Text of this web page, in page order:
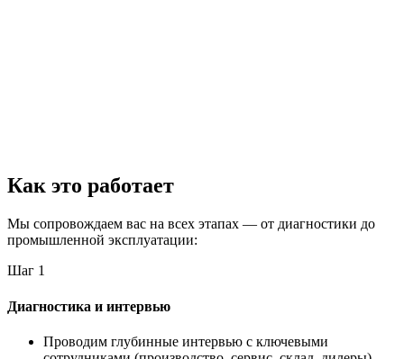
Как это работает
Мы сопровождаем вас на всех этапах — от диагностики до
промышленной эксплуатации:
Шаг 1
Диагностика и интервью
Проводим глубинные интервью с ключевыми